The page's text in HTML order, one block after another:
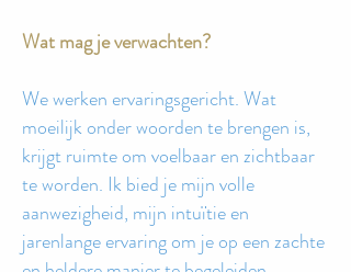
Wat mag je verwachten?
We werken ervaringsgericht. Wat
moeilijk onder woorden te brengen is,
krijgt ruimte om voelbaar en zichtbaar
te worden. Ik bied je mijn volle
aanwezigheid, mijn intuïtie en
jarenlange ervaring om je op een zachte